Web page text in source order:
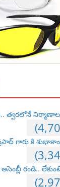
త్వరలోనే
గారు కి
రండి..